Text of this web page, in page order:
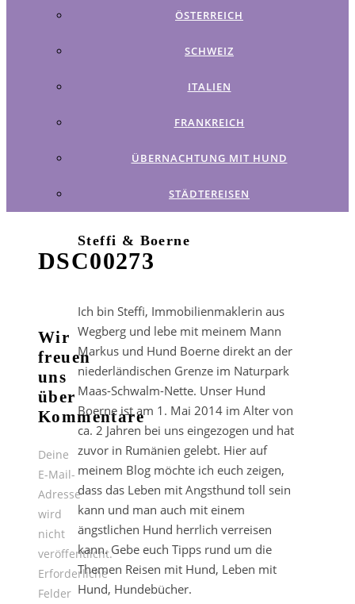
ÖSTERREICH
SCHWEIZ
ITALIEN
FRANKREICH
ÜBERNACHTUNG MIT HUND
STÄDTEREISEN
DSC00273
Wir
freuen
uns
über
Kommentare
Deine
E-Mail-
Adresse
wird
nicht
veröffentlicht.
Erforderliche
Felder
Steffi & Boerne
Ich bin Steffi, Immobilienmaklerin aus
Wegberg und lebe mit meinem Mann
Markus und Hund Boerne direkt an der
niederländischen Grenze im Naturpark
Maas-Schwalm-Nette. Unser Hund
Boerne ist am 1. Mai 2014 im Alter von
ca. 2 Jahren bei uns eingezogen und hat
zuvor in Rumänien gelebt. Hier auf
meinem Blog möchte ich euch zeigen,
dass das Leben mit Angsthund toll sein
kann und man auch mit einem
ängstlichen Hund herrlich verreisen
kann. Gebe euch Tipps rund um die
Themen Reisen mit Hund, Leben mit
Hund, Hundebücher.